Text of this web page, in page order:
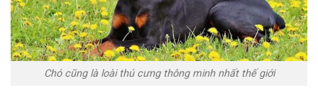
Chó cũng là loài thú cưng thông minh nhất thế giới